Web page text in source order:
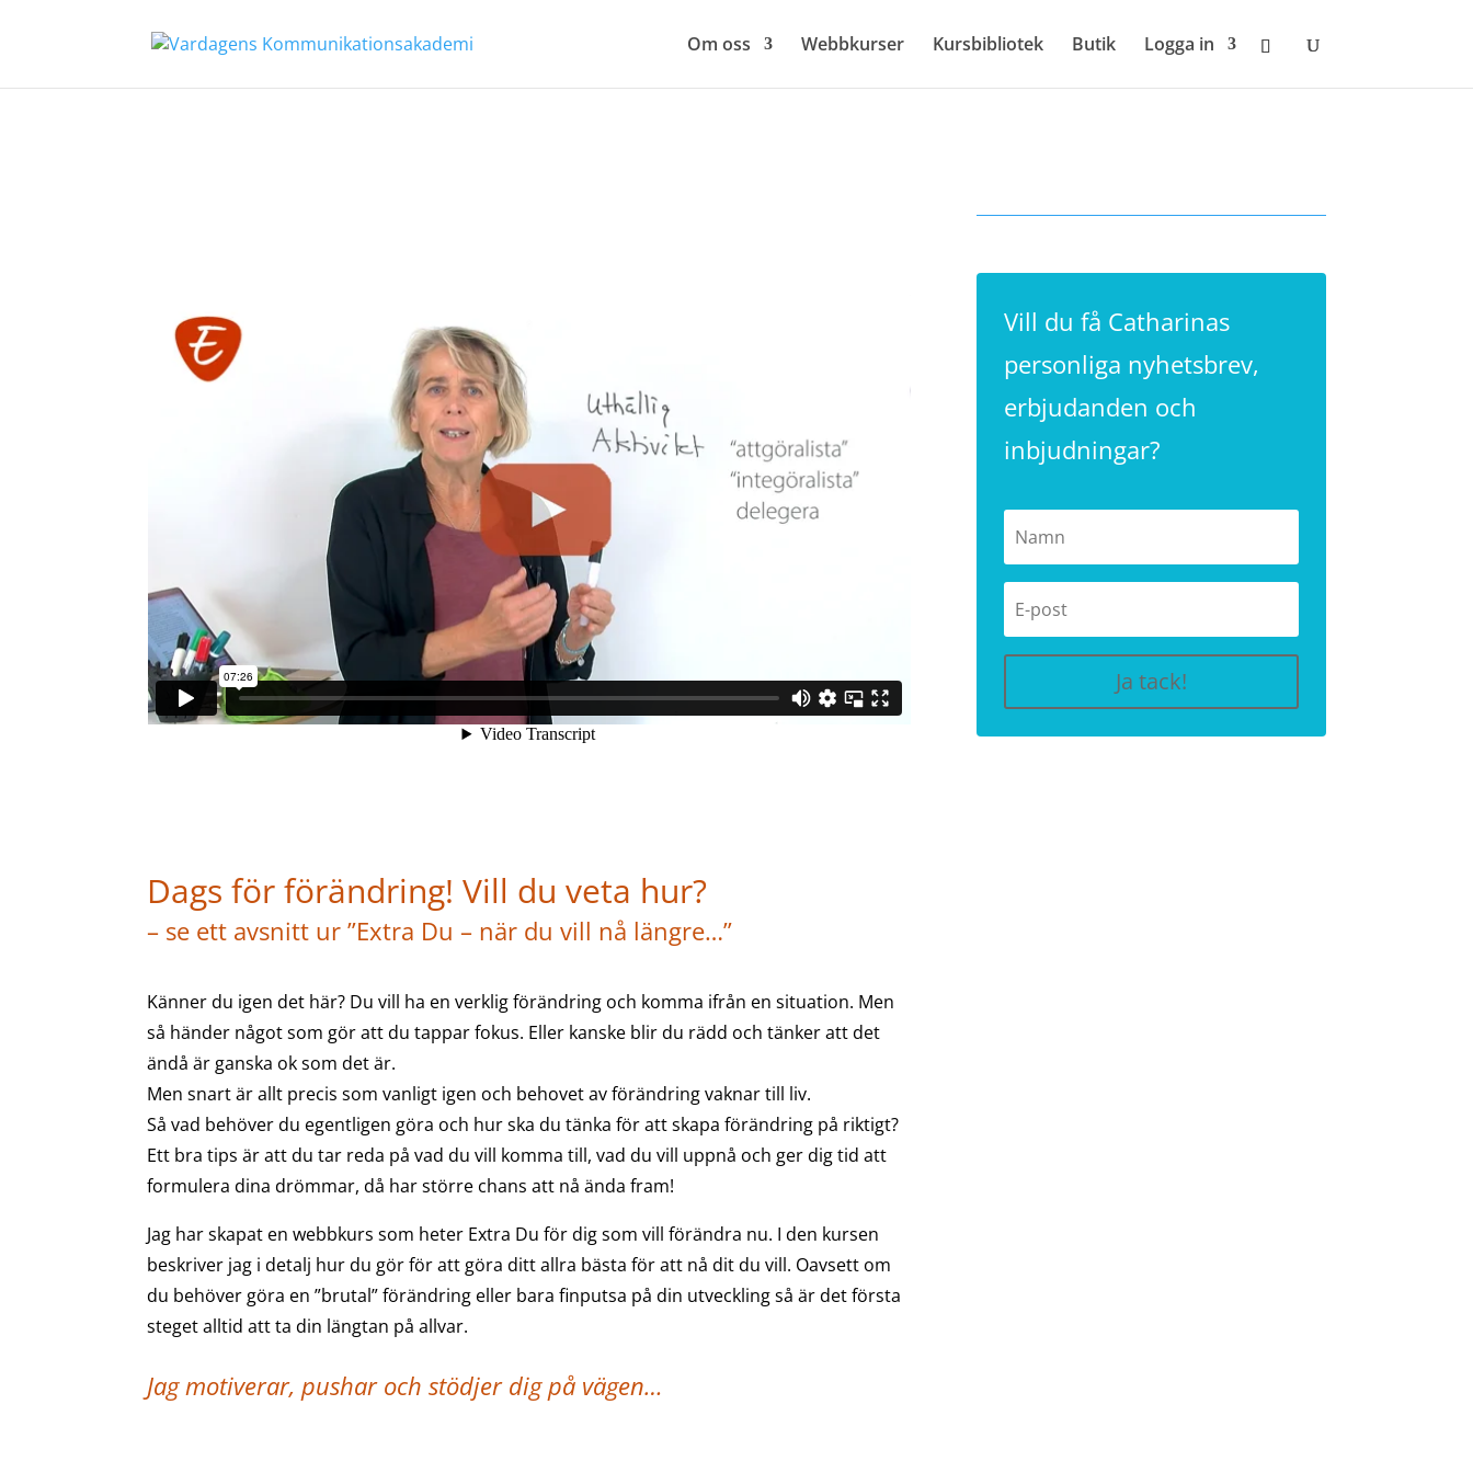
Om oss Webbkurser Kursbibliotek Butik Logga in
Dags för förändring! Vill du veta hur?
– se ett avsnitt ur ”Extra Du – när du vill nå längre…”
Känner du igen det här? Du vill ha en verklig förändring och komma ifrån en situation. Men
så händer något som gör att du tappar fokus. Eller kanske blir du rädd och tänker att det
ändå är ganska ok som det är.
Men snart är allt precis som vanligt igen och behovet av förändring vaknar till liv.
Så vad behöver du egentligen göra och hur ska du tänka för att skapa förändring på riktigt?
Ett bra tips är att du tar reda på vad du vill komma till, vad du vill uppnå och ger dig tid att
formulera dina drömmar, då har större chans att nå ända fram!
Jag har skapat en webbkurs som heter Extra Du för dig som vill förändra nu. I den kursen
beskriver jag i detalj hur du gör för att göra ditt allra bästa för att nå dit du vill. Oavsett om
du behöver göra en ”brutal” förändring eller bara finputsa på din utveckling så är det första
steget alltid att ta din längtan på allvar.
Jag motiverar, pushar och stödjer dig på vägen…
Vill du få Catharinas
personliga nyhetsbrev,
erbjudanden och
inbjudningar?
Ja tack!